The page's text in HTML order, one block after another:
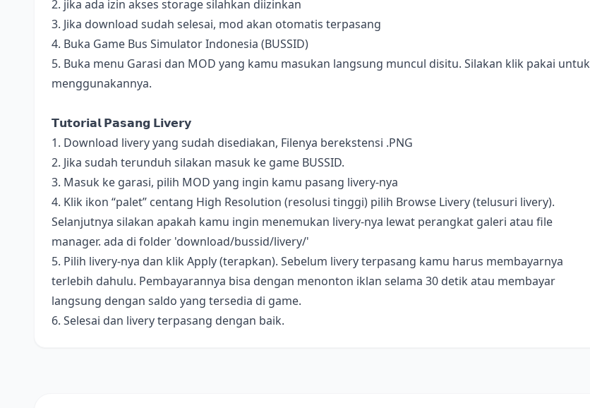
2. jika ada izin akses storage silahkan diizinkan
3. Jika download sudah selesai, mod akan otomatis terpasang
4. Buka Game Bus Simulator Indonesia (BUSSID)
5. Buka menu Garasi dan MOD yang kamu masukan langsung muncul disitu. Silakan klik pakai untuk
menggunakannya.
𝗧𝘂𝘁𝗼𝗿𝗶𝗮𝗹 𝗣𝗮𝘀𝗮𝗻𝗴 𝗟𝗶𝘃𝗲𝗿𝘆
1. Download livery yang sudah disediakan, Filenya berekstensi .PNG
2. Jika sudah terunduh silakan masuk ke game BUSSID.
3. Masuk ke garasi, pilih MOD yang ingin kamu pasang livery-nya
4. Klik ikon “palet” centang High Resolution (resolusi tinggi) pilih Browse Livery (telusuri livery).
Selanjutnya silakan apakah kamu ingin menemukan livery-nya lewat perangkat galeri atau file
manager. ada di folder 'download/bussid/livery/'
5. Pilih livery-nya dan klik Apply (terapkan). Sebelum livery terpasang kamu harus membayarnya
terlebih dahulu. Pembayarannya bisa dengan menonton iklan selama 30 detik atau membayar
langsung dengan saldo yang tersedia di game.
6. Selesai dan livery terpasang dengan baik.